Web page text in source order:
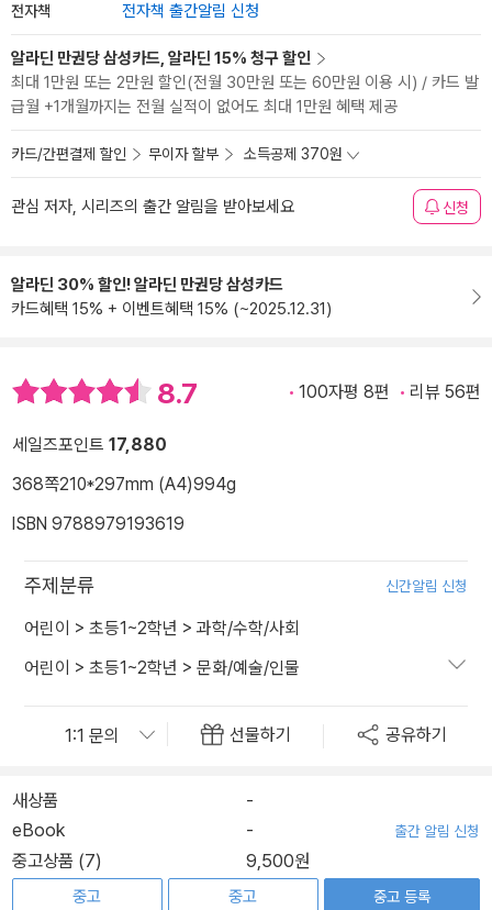
전자책 전자책 출간알림 신청
알라딘 만권당 삼성카드, 알라딘 15% 청구 할인
최대 1만원 또는 2만원 할인(전월 30만원 또는 60만원 이용 시) / 카드 발
급월 +1개월까지는 전월 실적이 없어도 최대 1만원 혜택 제공
카드/간편결제 할인 무이자 할부 소득공제 370원
관심 저자, 시리즈의 출간 알림을 받아보세요 신청
알라딘 30% 할인! 알라딘 만권당 삼성카드
카드혜택 15% + 이벤트혜택 15% (~2025.12.31)
8.7 100자평 8편 리뷰 56편
세일즈포인트 17,880
368쪽210*297mm (A4)994g
ISBN 9788979193619
주제분류 신간알림 신청
어린이 > 초등1~2학년 > 과학/수학/사회
어린이 > 초등1~2학년 > 문화/예술/인물
선물하기 공유하기
새상품
-
eBook
- 출간 알림 신청
중고상품 (7) 9,500원
중고
중고
중고 등록